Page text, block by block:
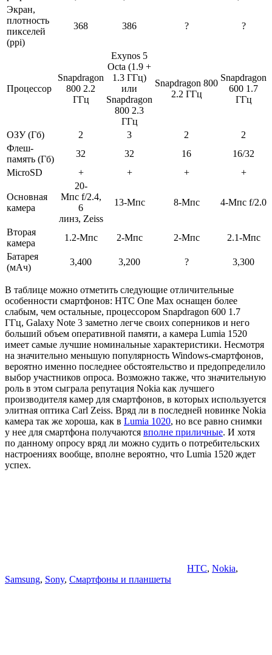
Экран,
плотность
пикселей
(ppi)
368 386 ? ?
Процессор
Snapdragon
800 2.2
ГГц
Exynos 5
Octa (1.9 +
1.3 ГГц)
или
Snapdragon
800 2.3
ГГц
Snapdragon 800
2.2 ГГц
Snapdragon
600 1.7
ГГц
ОЗУ (Гб) 2 3 2
2
Флеш-
память (Гб)
32 32 16
16/32
MicroSD
+ + + +
Основная
камера
20-
Мпс f/2.4,
6
линз, Zeiss
13-Мпс 8-Мпс 4-Мпс f/2.0
Вторая
камера
1.2-Мпс 2-Мпс 2-Мпс
2.1-Мпс
Батарея
(мАч)
3,400 3,200 ? 3,300
В таблице можно отметить следующие отличительные
особенности смартфонов: HTC One Max оснащен более
слабым, чем остальные, процессором Snapdragon 600 1.7
ГГц, Galaxy Note 3 заметно легче своих соперников и него
больший объем оперативной памяти, а камера Lumia 1520
имеет самые лучшие номинальные характеристики. Несмотря
на значительно меньшую популярность Windows-смартфонов,
вероятно именно последнее обстоятельство и предопределило
выбор участников опроса. Возможно также, что значительную
роль в этом сыграла репутация Nokia как лучшего
производителя камер для смартфонов, в которых используется
элитная оптика Carl Zeiss. Вряд ли в последней новинке Nokia
камера так же хороша, как в Lumia 1020, но все равно снимки
у нее для смартфона получаются вполне приличные. И хотя
по данному опросу вряд ли можно судить о потребительских
настроениях вообще, вполне вероятно, что Lumia 1520 ждет
успех.
HTC, Nokia,
Samsung, Sony, Смартфоны и планшеты